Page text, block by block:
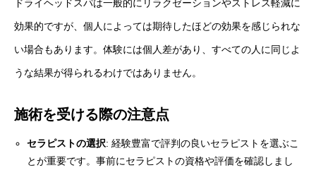
ドライヘッドスパは一般的にリラクゼーションやストレス軽減に
効果的ですが、個人によっては期待したほどの効果を感じられな
い場合もあります。体験には個人差があり、すべての人に同じよ
うな結果が得られるわけではありません。
施術を受ける際の注意点
セラピストの選択: 経験豊富で評判の良いセラピストを選ぶこ
とが重要です。事前にセラピストの資格や評価を確認しまし